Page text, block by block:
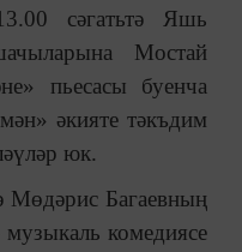
сәгатьтә Яшь
Мостай
пьесасы буенча
әкияте тәкъдим
юк.
Мөдәрис Багаевның
комедиясе